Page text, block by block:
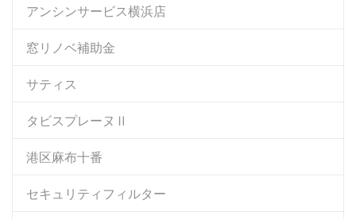
アンシンサービス横浜店
窓リノベ補助金
サティス
タビスプレーヌⅡ
港区麻布十番
セキュリティフィルター